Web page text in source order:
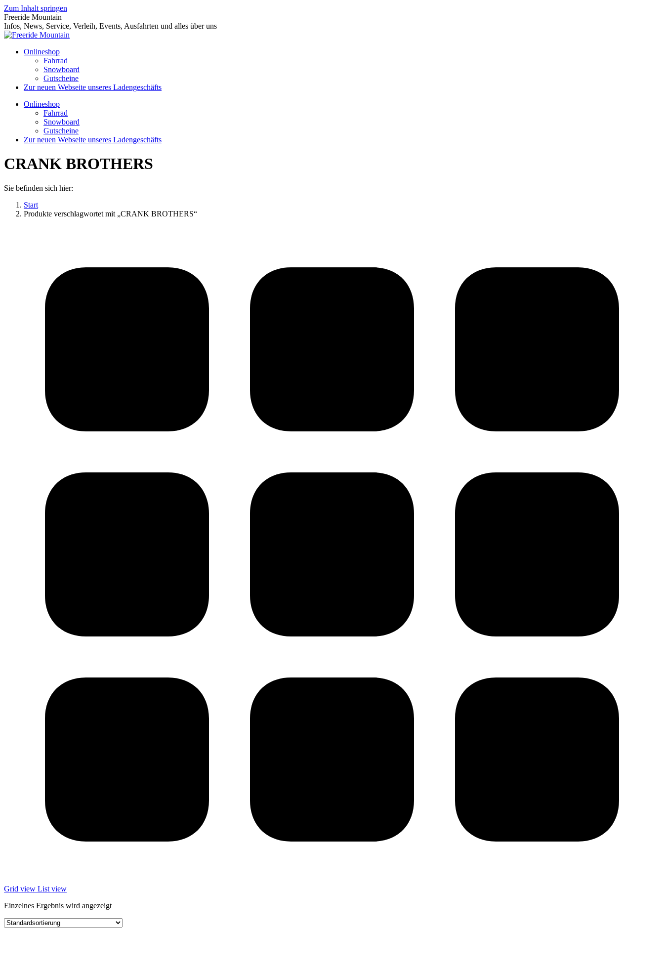
Zum Inhalt springen
Freeride Mountain
Infos, News, Service, Verleih, Events, Ausfahrten und alles über uns
Onlineshop
Fahrrad
Snowboard
Gutscheine
Zur neuen Webseite unseres Ladengeschäfts
Onlineshop
Fahrrad
Snowboard
Gutscheine
Zur neuen Webseite unseres Ladengeschäfts
CRANK BROTHERS
Sie befinden sich hier:
Start
Produkte verschlagwortet mit „CRANK BROTHERS“
Grid view List view
Einzelnes Ergebnis wird angezeigt